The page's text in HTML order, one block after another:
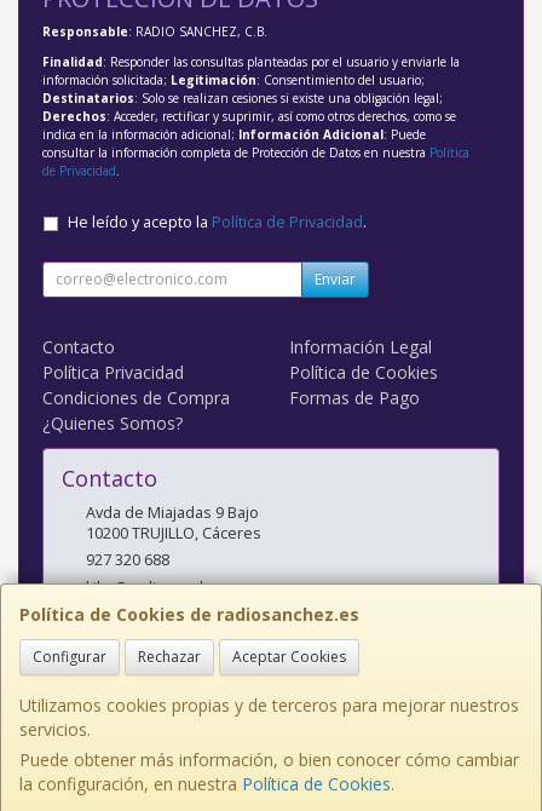
Política de Cookies de radiosanchez.es
Configurar Rechazar Aceptar Cookies
Utilizamos cookies propias y de terceros para mejorar nuestros
servicios.
Puede obtener más información, o bien conocer cómo cambiar
la configuración, en nuestra Política de Cookies.
Responsable: RADIO SANCHEZ, C.B.
Finalidad: Responder las consultas planteadas por el usuario y enviarle la
información solicitada; Legitimación: Consentimiento del usuario;
Destinatarios: Solo se realizan cesiones si existe una obligación legal;
Derechos: Acceder, rectificar y suprimir, así como otros derechos, como se
indica en la información adicional; Información Adicional: Puede
consultar la información completa de Protección de Datos en nuestra Política
de Privacidad
He leído y acepto la Política de Privacidad.
Enviar
Contacto
Información Legal
Política Privacidad
Política de Cookies
Condiciones de Compra
Formas de Pago
¿Quienes Somos?
Contacto
Avda de Miajadas 9 Bajo
10200TRUJILLO, Cáceres
927 320 688
kiko@radiosanchez.com
Horario
Mañanas: 9,30 - 2 Tardes: 5 - 8,30
, , , , España. - C.I.F.: E10141638 - Tfno: